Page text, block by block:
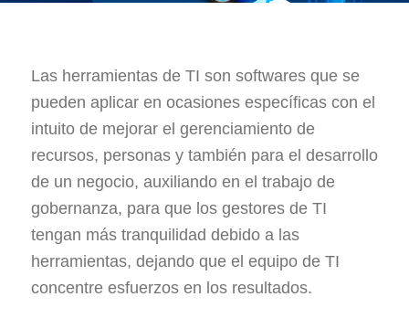
Las herramientas de TI son softwares que se
pueden aplicar en ocasiones específicas con el
intuito de mejorar el gerenciamiento de
recursos, personas y también para el desarrollo
de un negocio, auxiliando en el trabajo de
gobernanza, para que los gestores de TI
tengan más tranquilidad debido a las
herramientas, dejando que el equipo de TI
concentre esfuerzos en los resultados.